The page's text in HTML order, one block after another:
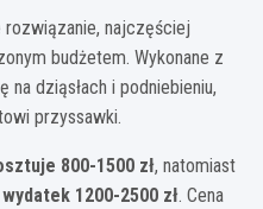
najczęściej
budżetem. Wykonane z
dziąsłach i podniebieniu,
przyssawki.
800-1500 zł, natomiast
1200-2500 zł. Cena